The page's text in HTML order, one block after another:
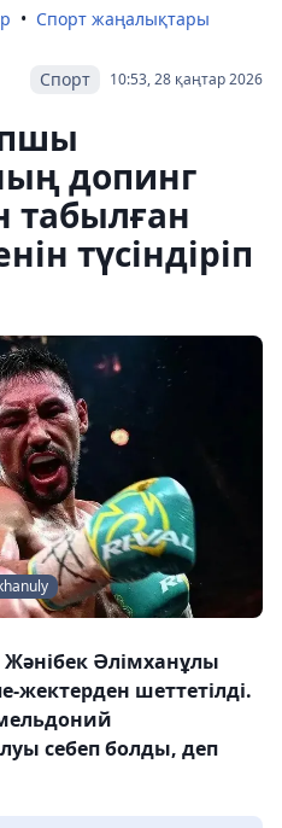
Спорт жаңалықтары
10:53, 28 қаңтар 2026
Спорт
допинг
табылған
түсіндіріп
Әлімханұлы
шеттетілді.
себеп болды, деп